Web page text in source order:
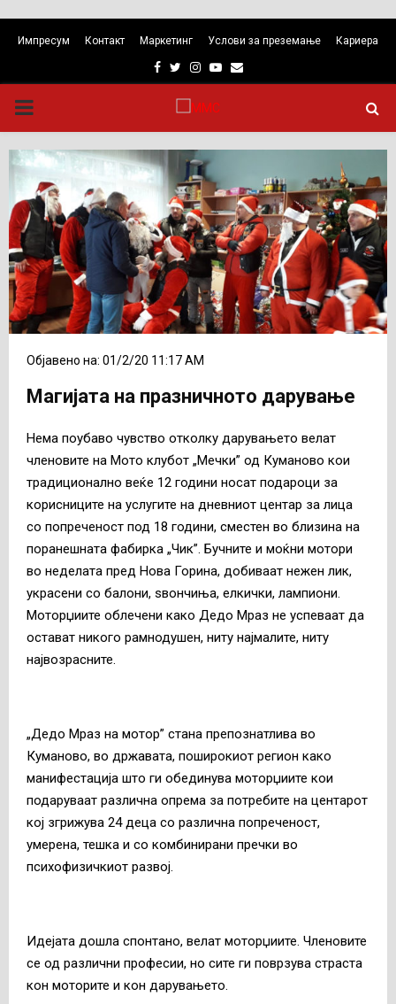
Импресум Контакт Маркетинг Услови за преземање Кариера
Facebook
TwitterInstagram
Youtube
Email
PRIMARY
MENU
Објавено на: 01/2/20 11:17 AM
Магијата на празничното дарување
Нема поубаво чувство отколку дарувањето велат
членовите на Мото клубот „Мечки” од Куманово кои
традиционално веќе 12 години носат подароци за
корисниците на услугите на дневниот центар за лица
со попреченост под 18 години, сместен во близина на
поранешната фабирка „Чик”. Бучните и моќни мотори
во неделата пред Нова Горина, добиваат нежен лик,
украсени со балони, ѕвончиња, елкички, лампиони.
Моторџиите облечени како Дедо Мраз не успеваат да
остават никого рамнодушен, ниту најмалите, ниту
највозрасните.
„Дедо Мраз на мотор” стана препознатлива во
Куманово, во државата, поширокиот регион како
манифестација што ги обединува моторџиите кои
подаруваат различна опрема за потребите на центарот
кој згрижува 24 деца со различна попреченост,
умерена, тешка и со комбинирани пречки во
психофизичкиот развој.
Идејата дошла спонтано, велат моторџиите. Членовите
се од различни професии, но сите ги поврзува страста
кон моторите и кон дарувањето.